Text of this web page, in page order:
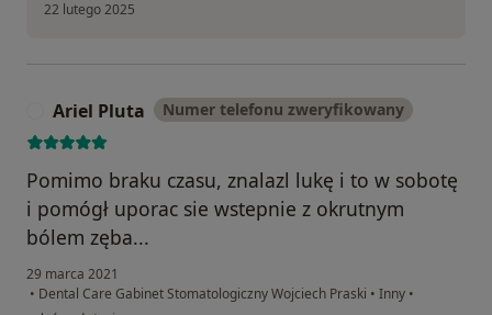
22 lutego 2025
Ariel Pluta Numer telefonu zweryfikowany
Pomimo braku czasu, znalazl lukę i to w sobotę
i pomógł uporac sie wstepnie z okrutnym
bólem zęba...
29 marca 2021
• Dental Care Gabinet Stomatologiczny Wojciech Praski • Inny •